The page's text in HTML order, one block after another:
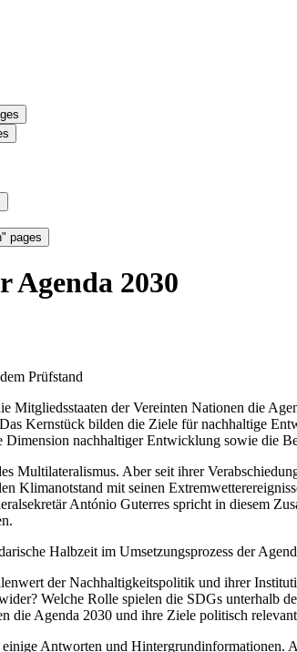
pages
Agenda 2030
Prüfstand
Mitgliedsstaaten der Vereinten Nationen die
Kernstück bilden die Ziele für nachhaltige
nachhaltiger Entwicklung sowie die
Multilateralismus. Aber seit ihrer
Klimanotstand mit seinen
António Guterres spricht in diesem
Halbzeit im Umsetzungsprozess der
der Nachhaltigkeitspolitik und ihrer
Welche Rolle spielen die SDGs unterhalb
die Agenda 2030 und ihre Ziele politisch
Antworten und